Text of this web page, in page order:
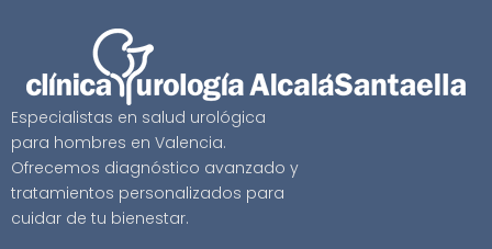
Especialistas en salud urológica
para hombres en Valencia.
Ofrecemos diagnóstico avanzado y
tratamientos personalizados para
cuidar de tu bienestar.